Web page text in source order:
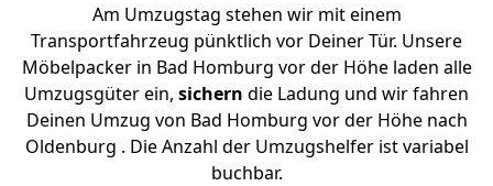
Am Umzugstag stehen wir mit einem
Transportfahrzeug pünktlich vor Deiner Tür. Unsere
Möbelpacker in Bad Homburg vor der Höhe laden alle
Umzugsgüter ein, sichern die Ladung und wir fahren
Deinen Umzug von Bad Homburg vor der Höhe nach
Oldenburg . Die Anzahl der Umzugshelfer ist variabel
buchbar.